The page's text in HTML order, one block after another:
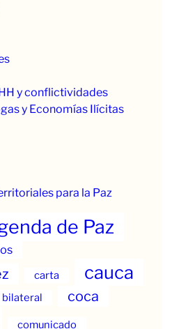
y conflictividades
y Economías Ilícitas
para la Paz
de Paz
carta cauca
bilateral coca
comunicado